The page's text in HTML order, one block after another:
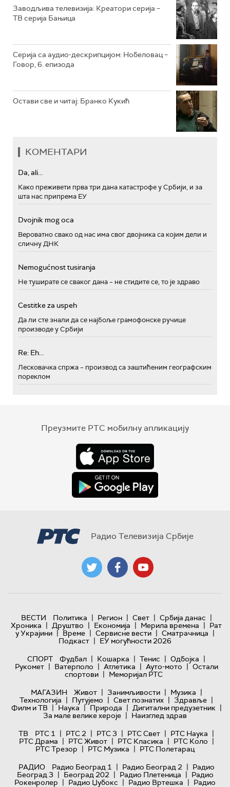
Заводљива телевизија: Креатори серија –
ТВ серија Бањица
Серија са аудио-дескрипцијом: Нобеловац –
Говор, 6. епизода
Остави све и читај: Бранко Кукић
КОМЕНТАРИ
Da, ali...
Како преживети прва три дана катастрофе у Србији, и за
шта нас припрема ЕУ
Dvojnik mog oca
Вероватно свако од нас има свог двојника са којим дели и
сличну ДНК
Nemogućnost tusiranja
Не туширате се сваког дана – не стидите се, то је здраво
Cestitke za uspeh
Да ли сте знали да се најбоље грамофонске ручице
производе у Србији
Re: Eh...
Лесковачка спржа – производ са заштићеним географским
пореклом
Преузмите РТС мобилну апликацију
Радио Телевизија Србије
ВЕСТИ Политика | Регион | Свет | Србија данас |
Хроника | Друштво | Економија | Мерила времена | Рат
у Украјини | Време | Сервисне вести | Сматрачница |
Подкаст | ЕУ могућности 2026
СПОРТ
Фудбал | Кошарка | Тенис | Одбојка |
Рукомет | Ватерполо | Атлетика | Ауто-мото | Остали
спортови | Меморијал РТС
МАГАЗИН
Живот | Занимљивости | Музика |
Технологијa | Путујемо | Свет познатих | Здравље |
Филм и ТВ | Наука | Природа | Дигитални предузетник |
За мале велике хероје | Наизглед здрав
ТВ
РТС 1 | РТС 2 | РТС 3 | РТС Свет | РТС Наука |
РТС Драма | РТС Живот | РТС Класика | РТС Коло |
РТС Трезор | РТС Музика | РТС Полетарац
РАДИО
Радио Београд 1 | Радио Београд 2 | Радио
Београд 3 | Београд 202 | Радио Плетеница | Радио
Рокенролер | Радио Џубокс | Радио Вртешка | Радио